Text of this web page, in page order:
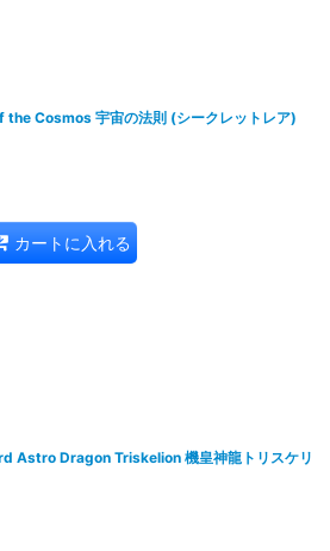
Cosmos 宇宙の法則 (シークレットレア)
カートに入れる
Astro Dragon Triskelion 機皇神龍トリスケリ